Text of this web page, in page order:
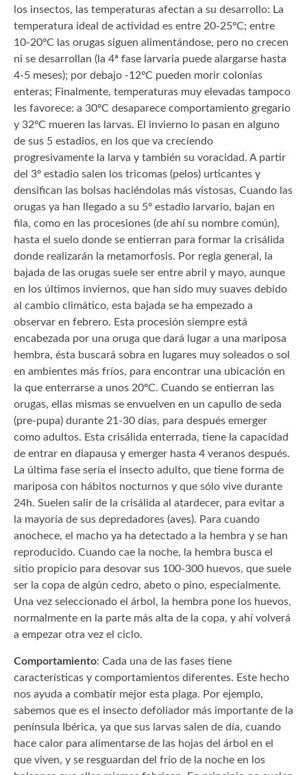
los insectos, las temperaturas afectan a su desarrollo: La
temperatura ideal de actividad es entre 20-25ºC; entre
10-20ºC las orugas siguen alimentándose, pero no crecen
ni se desarrollan (la 4ª fase larvaria puede alargarse hasta
4-5 meses); por debajo -12ºC pueden morir colonias
enteras; Finalmente, temperaturas muy elevadas tampoco
les favorece: a 30ºC desaparece comportamiento gregario
y 32ºC mueren las larvas. El invierno lo pasan en alguno
de sus 5 estadios, en los que va creciendo
progresivamente la larva y también su voracidad. A partir
del 3º estadio salen los tricomas (pelos) urticantes y
densifican las bolsas haciéndolas más vistosas, Cuando las
orugas ya han llegado a su 5º estadio larvario, bajan en
fila, como en las procesiones (de ahí su nombre común),
hasta el suelo donde se entierran para formar la crisálida
donde realizarán la metamorfosis. Por regla general, la
bajada de las orugas suele ser entre abril y mayo, aunque
en los últimos inviernos, que han sido muy suaves debido
al cambio climático, esta bajada se ha empezado a
observar en febrero. Esta procesión siempre está
encabezada por una oruga que dará lugar a una mariposa
hembra, ésta buscará sobra en lugares muy soleados o sol
en ambientes más fríos, para encontrar una ubicación en
la que enterrarse a unos 20ºC. Cuando se entierran las
orugas, ellas mismas se envuelven en un capullo de seda
(pre-pupa) durante 21-30 días, para después emerger
como adultos. Esta crisálida enterrada, tiene la capacidad
de entrar en diapausa y emerger hasta 4 veranos después.
La última fase sería el insecto adulto, que tiene forma de
mariposa con hábitos nocturnos y que sólo vive durante
24h. Suelen salir de la crisálida al atardecer, para evitar a
la mayoría de sus depredadores (aves). Para cuando
anochece, el macho ya ha detectado a la hembra y se han
reproducido. Cuando cae la noche, la hembra busca el
sitio propicio para desovar sus 100-300 huevos, que suele
ser la copa de algún cedro, abeto o pino, especialmente.
Una vez seleccionado el árbol, la hembra pone los huevos,
normalmente en la parte más alta de la copa, y ahí volverá
a empezar otra vez el ciclo.
Comportamiento: Cada una de las fases tiene
características y comportamientos diferentes. Este hecho
nos ayuda a combatir mejor esta plaga. Por ejemplo,
sabemos que es el insecto defoliador más importante de la
península Ibérica, ya que sus larvas salen de día, cuando
hace calor para alimentarse de las hojas del árbol en el
que viven, y se resguardan del frío de la noche en los